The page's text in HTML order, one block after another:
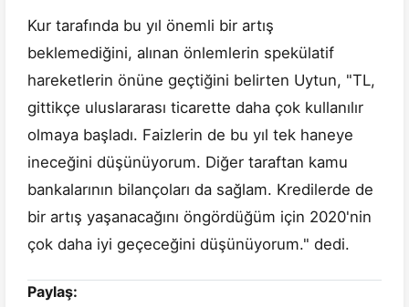
Kur tarafında bu yıl önemli bir artış
beklemediğini, alınan önlemlerin spekülatif
hareketlerin önüne geçtiğini belirten Uytun, "TL,
gittikçe uluslararası ticarette daha çok kullanılır
olmaya başladı. Faizlerin de bu yıl tek haneye
ineceğini düşünüyorum. Diğer taraftan kamu
bankalarının bilançoları da sağlam. Kredilerde de
bir artış yaşanacağını öngördüğüm için 2020'nin
çok daha iyi geçeceğini düşünüyorum." dedi.
Paylaş: